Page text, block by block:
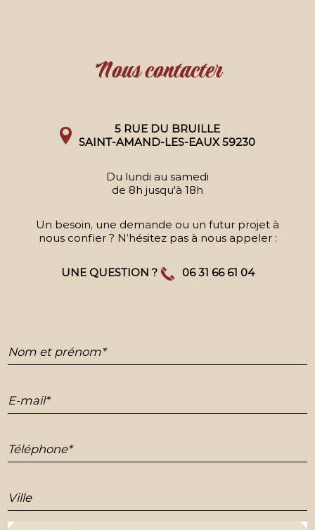
Nom et prénom*
E-mail*
Téléphone*
Ville
Nous contacter
5 RUE DU BRUILLE
SAINT-AMAND-LES-EAUX 59230
Du lundi au samedi
de 8h jusqu'à 18h
Un besoin, une demande ou un futur projet à
nous confier ? N’hésitez pas à nous appeler :
UNE QUESTION ? 06 31 66 61 04